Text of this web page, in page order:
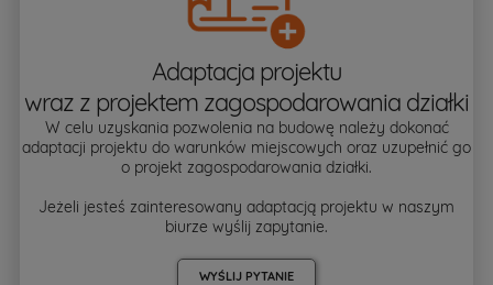
Adaptacja projektu
wraz z projektem zagospodarowania działki
W celu uzyskania pozwolenia na budowę należy dokonać
adaptacji projektu do warunków miejscowych oraz uzupełnić go
o projekt zagospodarowania działki.
Jeżeli jesteś zainteresowany adaptacją projektu w naszym
biurze wyślij zapytanie.
WYŚLIJ PYTANIE